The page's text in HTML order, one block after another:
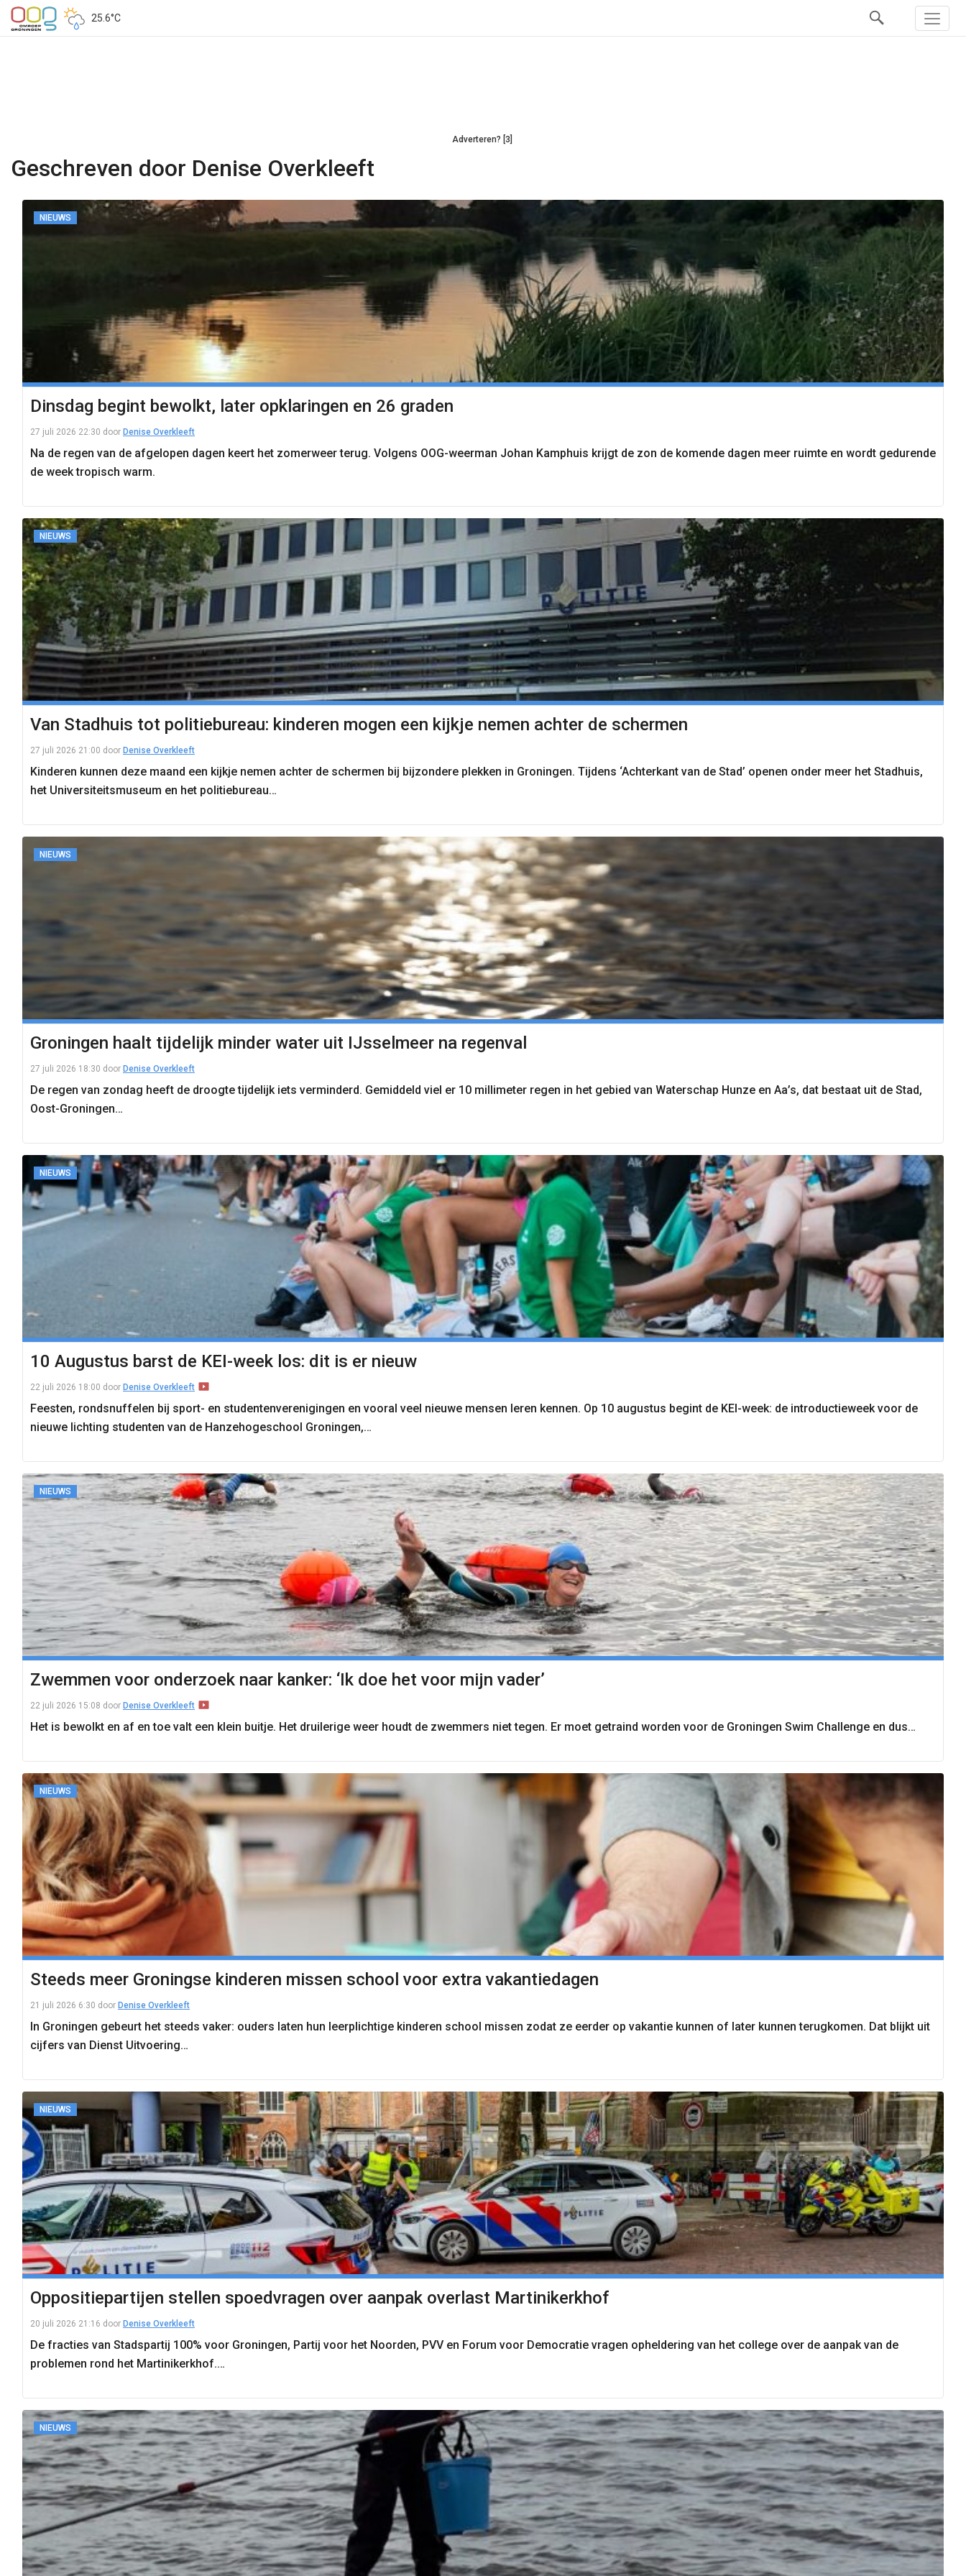
25.6°C
Adverteren? [3]
Geschreven door Denise Overkleeft
NIEUWS
Dinsdag begint bewolkt, later opklaringen en 26 graden
27 juli 2026 22:30 door Denise Overkleeft
Na de regen van de afgelopen dagen keert het zomerweer terug. Volgens OOG-weerman Johan Kamphuis krijgt de zon de komende dagen meer ruimte en wordt gedurende
de week tropisch warm.
NIEUWS
Van Stadhuis tot politiebureau: kinderen mogen een kijkje nemen achter de schermen
27 juli 2026 21:00 door Denise Overkleeft
Kinderen kunnen deze maand een kijkje nemen achter de schermen bij bijzondere plekken in Groningen. Tijdens ‘Achterkant van de Stad’ openen onder meer het Stadhuis,
het Universiteitsmuseum en het politiebureau…
NIEUWS
Groningen haalt tijdelijk minder water uit IJsselmeer na regenval
27 juli 2026 18:30 door Denise Overkleeft
De regen van zondag heeft de droogte tijdelijk iets verminderd. Gemiddeld viel er 10 millimeter regen in het gebied van Waterschap Hunze en Aa’s, dat bestaat uit de Stad,
Oost-Groningen…
NIEUWS
10 Augustus barst de KEI-week los: dit is er nieuw
22 juli 2026 18:00 door Denise Overkleeft
Feesten, rondsnuffelen bij sport- en studentenverenigingen en vooral veel nieuwe mensen leren kennen. Op 10 augustus begint de KEI-week: de introductieweek voor de
nieuwe lichting studenten van de Hanzehogeschool Groningen,…
NIEUWS
Zwemmen voor onderzoek naar kanker: ‘Ik doe het voor mijn vader’
22 juli 2026 15:08 door Denise Overkleeft
Het is bewolkt en af en toe valt een klein buitje. Het druilerige weer houdt de zwemmers niet tegen. Er moet getraind worden voor de Groningen Swim Challenge en dus…
NIEUWS
Steeds meer Groningse kinderen missen school voor extra vakantiedagen
21 juli 2026 6:30 door Denise Overkleeft
In Groningen gebeurt het steeds vaker: ouders laten hun leerplichtige kinderen school missen zodat ze eerder op vakantie kunnen of later kunnen terugkomen. Dat blijkt uit
cijfers van Dienst Uitvoering…
NIEUWS
Oppositiepartijen stellen spoedvragen over aanpak overlast Martinikerkhof
20 juli 2026 21:16 door Denise Overkleeft
De fracties van Stadspartij 100% voor Groningen, Partij voor het Noorden, PVV en Forum voor Democratie vragen opheldering van het college over de aanpak van de
problemen rond het Martinikerkhof.…
NIEUWS